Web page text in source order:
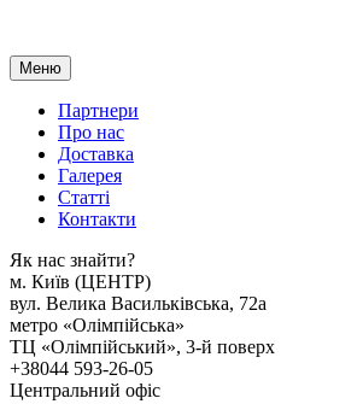
Меню
Партнери
Про нас
Доставка
Галерея
Статтi
Контакти
Як наc знайти?
м. Киïв (ЦЕНТР)
вул. Велика Васильківська, 72а
метро «Олімпійська»
ТЦ «Олімпійський», 3-й поверх
+38044 593-26-05
Центральний офіс